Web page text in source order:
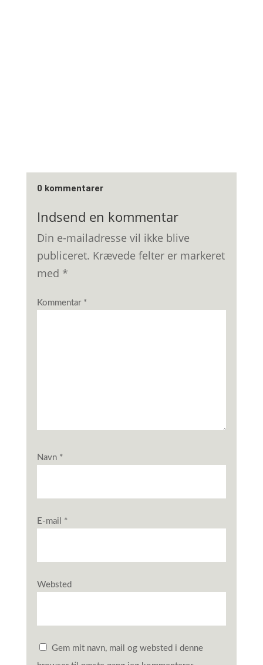
0 kommentarer
Indsend en kommentar
Din e-mailadresse vil ikke blive
publiceret. Krævede felter er markeret
med *
Kommentar *
Navn *
E-mail *
Websted
Gem mit navn, mail og websted i denne